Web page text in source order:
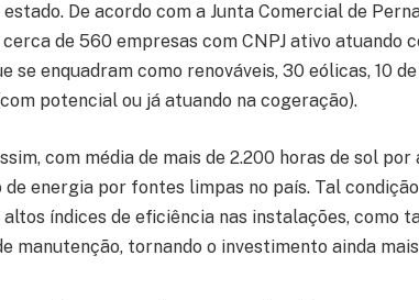
De acordo com a Junta Comercial de
de 560 empresas com CNPJ ativo atuando
se enquadram como renováveis, 30 eólicas, 10
potencial ou já atuando na cogeração).
com média de mais de 2.200 horas de sol
de energia por fontes limpas no país. Tal
índices de eficiência nas instalações, como
manutenção, tornando o investimento ainda